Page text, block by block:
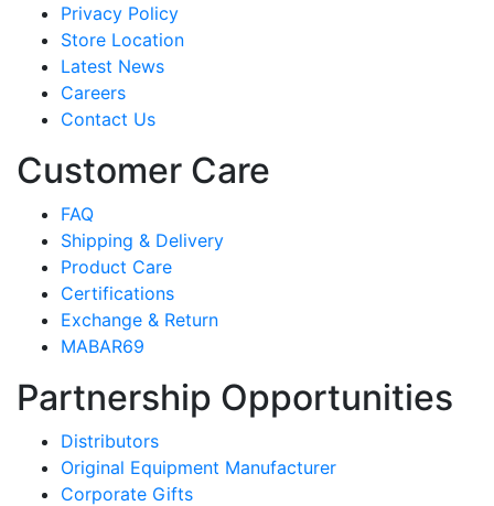
Privacy Policy
Store Location
Latest News
Careers
Contact Us
Customer Care
FAQ
Shipping & Delivery
Product Care
Certifications
Exchange & Return
MABAR69
Partnership Opportunities
Distributors
Original Equipment Manufacturer
Corporate Gifts